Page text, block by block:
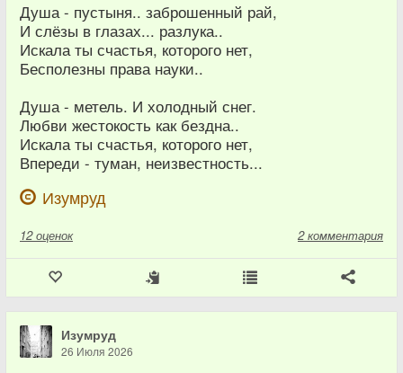
Душа - пустыня.. заброшенный рай,
И слёзы в глазах... разлука..
Искала ты счастья, которого нет,
Бесполезны права науки..
Душа - метель. И холодный снег.
Любви жестокость как бездна..
Искала ты счастья, которого нет,
Впереди - туман, неизвестность...
Изумруд
12 оценок 2 комментария
Изумруд
26 Июля 2026